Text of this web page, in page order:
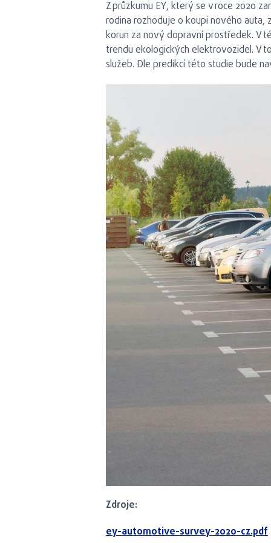
Z průzkumu EY, který se v roce 2020
rodina rozhoduje o koupi nového auta,
korun za nový dopravní prostředek. V
trendu ekologických elektrovozidel. V
služeb. Dle predikcí této studie bude
Zdroje:
ey-automotive-survey-2020-cz.pdf